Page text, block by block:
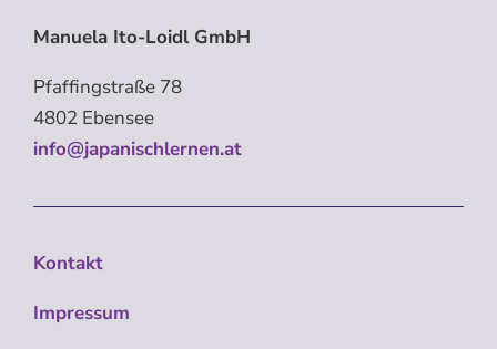
Manuela Ito-Loidl GmbH
Pfaffingstraße 78
4802 Ebensee
info@japanischlernen.at
Kontakt
Impressum